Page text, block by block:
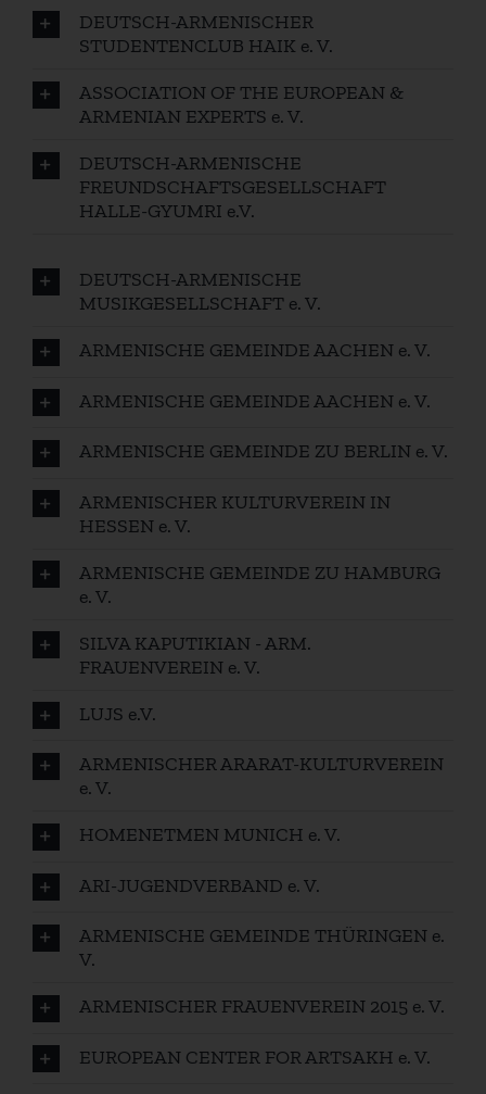
DEUTSCH-ARMENISCHER
STUDENTENCLUB HAIK e. V.
ASSOCIATION OF THE EUROPEAN &
ARMENIAN EXPERTS e. V.
DEUTSCH-ARMENISCHE
FREUNDSCHAFTSGESELLSCHAFT
HALLE-GYUMRI e.V.
DEUTSCH-ARMENISCHE
MUSIKGESELLSCHAFT e. V.
ARMENISCHE GEMEINDE AACHEN e. V.
ARMENISCHE GEMEINDE AACHEN e. V.
ARMENISCHE GEMEINDE ZU BERLIN e. V.
ARMENISCHER KULTURVEREIN IN
HESSEN e. V.
ARMENISCHE GEMEINDE ZU HAMBURG
e. V.
SILVA KAPUTIKIAN - ARM.
FRAUENVEREIN e. V.
LUJS e.V.
ARMENISCHER ARARAT-KULTURVEREIN
e. V.
HOMENETMEN MUNICH e. V.
ARI-JUGENDVERBAND e. V.
ARMENISCHE GEMEINDE THÜRINGEN e.
V.
ARMENISCHER FRAUENVEREIN 2015 e. V.
EUROPEAN CENTER FOR ARTSAKH e. V.